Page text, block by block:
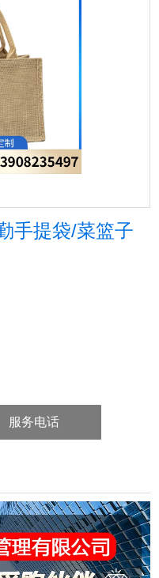
手提袋/菜篮子
服务电话